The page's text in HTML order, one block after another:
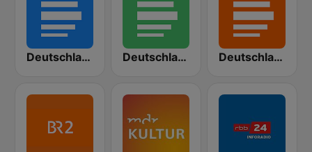
Deutschlandfunk Deutschlandfunk Nova Deutschlandfunk Kultur